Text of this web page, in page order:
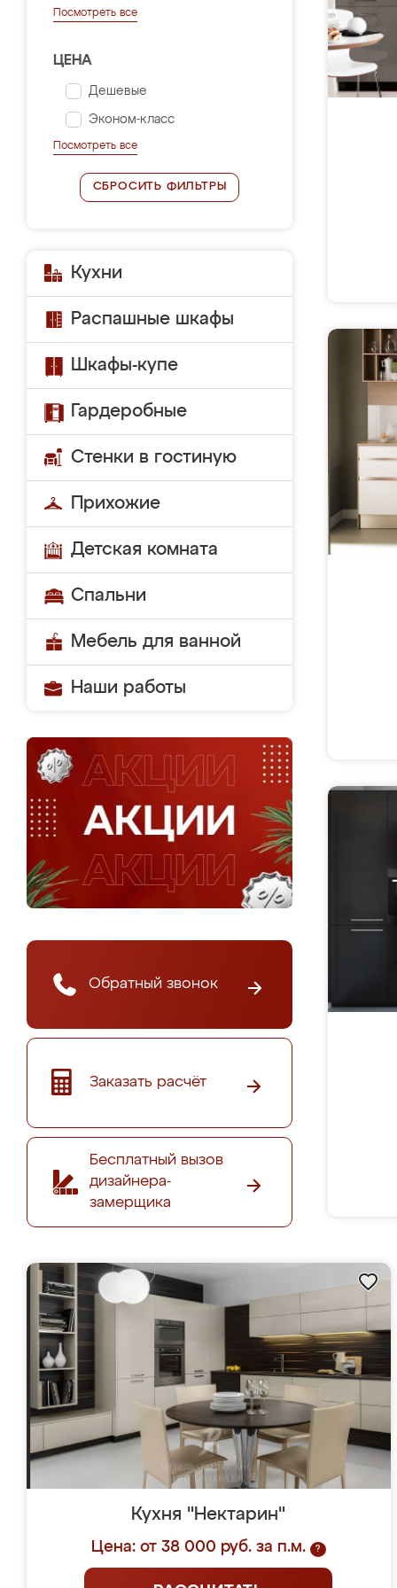
Посмотреть все
ЦЕНА
Дешевые
Эконом-класс
Посмотреть все
СБРОСИТЬ ФИЛЬТРЫ
Кухни
Распашные шкафы
Шкафы-купе
Гардеробные
Стенки в гостиную
Прихожие
Детская комната
Спальни
Мебель для ванной
Наши работы
Обратный звонок
Заказать расчёт
Бесплатный вызов
дизайнера-
замерщика
Кухня "Нектарин"
Цена: от 38 000 руб. за п.м. ?